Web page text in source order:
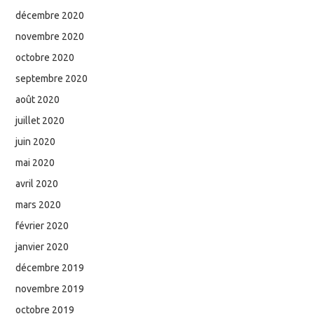
décembre 2020
novembre 2020
octobre 2020
septembre 2020
août 2020
juillet 2020
juin 2020
mai 2020
avril 2020
mars 2020
février 2020
janvier 2020
décembre 2019
novembre 2019
octobre 2019